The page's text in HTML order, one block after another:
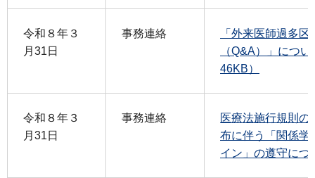
令和８年３
月31日
事務連絡
「外来医師過多
（Q&A）」につ
46KB）
令和８年３
月31日
事務連絡
医療法施行規則の
布に伴う「関係学
イン」の遵守に